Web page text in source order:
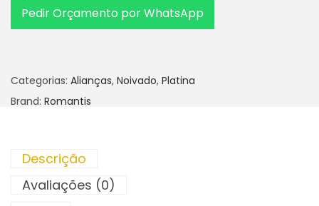
Pedir Orçamento por WhatsApp
Categorias: Alianças, Noivado, Platina
Brand: Romantis
Descrição
Avaliações (0)